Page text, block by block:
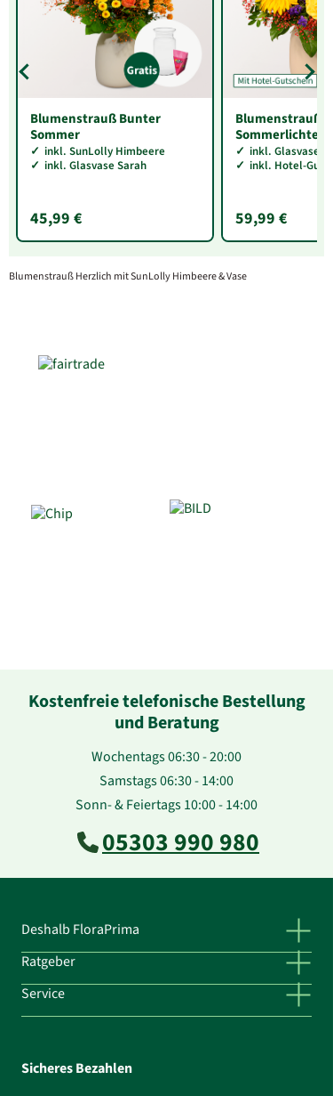
Blumenstrauß Bunter
Sommer
inkl. SunLolly Himbeere
inkl. Glasvase Sarah
45,99 €
Blumenstrauß
Sommerlichter &
Hotelgutschein
inkl. Glasvase
inkl. Hotel-
59,99 €
Blumenstrauß Herzlich mit SunLolly Himbeere & Vase
Kostenfreie telefonische Bestellung
und Beratung
Wochentags 06:30 - 20:00
Samstags 06:30 - 14:00
Sonn- & Feiertags 10:00 - 14:00
05303 990 980
Deshalb FloraPrima
Ratgeber
Service
Sicheres Bezahlen